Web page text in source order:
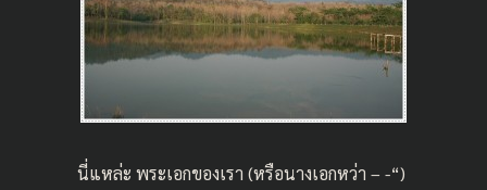
นี่แหล่ะ พระเอกของเรา (หรือนางเอกหว่า – -“)